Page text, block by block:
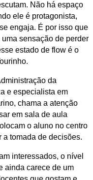
Não há espaço
ele é protagonista,
engaja. É por isso que
uma sensação de perder
estado de flowé o
da
e especialista em
chama a atenção
em sala de aula
o aluno no centro
a tomada de decisões.
interessados, o nível
ainda carece de um